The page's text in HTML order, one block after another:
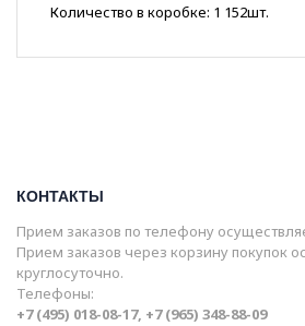
Количество в коробке: 1 152шт.
КОНТАКТЫ
Прием заказов по телефону
Прием заказов через корзину покупок
круглосуточно.
Телефоны:
+7 (495) 018-08-17, +7 (965) 348-88-09